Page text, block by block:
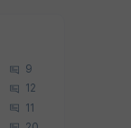
9
12
11